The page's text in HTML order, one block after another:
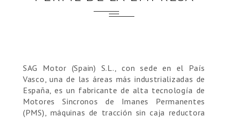
SAG Motor (Spain) S.L., con sede en el País
Vasco, una de las áreas más industrializadas de
España, es un fabricante de alta tecnología de
Motores Sincronos de Imanes Permanentes
(PMS), máquinas de tracción sin caja reductora